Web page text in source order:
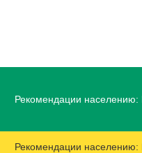
Рекомендации населению:
Рекомендации